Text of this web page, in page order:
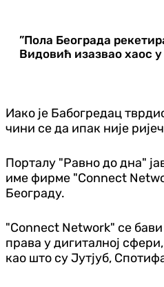
”Пола Београда
Видовић изазвао хаос
Иако је Бабогредац
чини се да ипак није
Порталу "Равно до дна"
име фирме "Connect
Београду.
"Connect Network" се
права у дигиталној
као што су Јутјуб,